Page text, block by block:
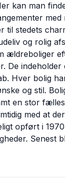
kan man
til stedets
og rolig
ældreboliger
De
Hver bolig
og stil.
en stor
med at
opført i
Senest